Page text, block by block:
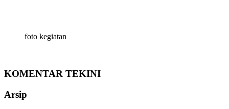
foto kegiatan
KOMENTAR TEKINI
Arsip